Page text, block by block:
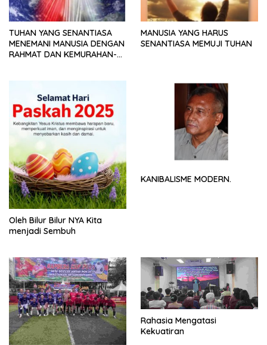
TUHAN YANG SENANTIASA
MENEMANI MANUSIA DENGAN
RAHMAT DAN KEMURAHAN-
MANUSIA YANG HARUS
SENANTIASA MEMUJI TUHAN
Oleh Bilur Bilur NYA Kita
menjadi Sembuh
KANIBALISME MODERN.
Rahasia Mengatasi
Kekuatiran